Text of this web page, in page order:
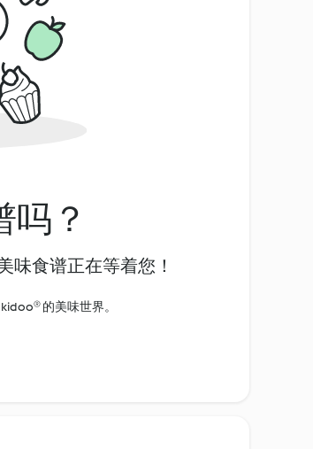
吗？
味食谱正在等着您！
的美味世界。